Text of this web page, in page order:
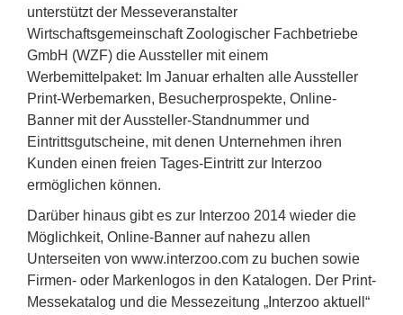
unterstützt der Messeveranstalter
Wirtschaftsgemeinschaft Zoologischer Fachbetriebe
GmbH (WZF) die Aussteller mit einem
Werbemittelpaket: Im Januar erhalten alle Aussteller
Print-Werbemarken, Besucherprospekte, Online-
Banner mit der Aussteller-Standnummer und
Eintrittsgutscheine, mit denen Unternehmen ihren
Kunden einen freien Tages-Eintritt zur Interzoo
ermöglichen können.
Darüber hinaus gibt es zur Interzoo 2014 wieder die
Möglichkeit, Online-Banner auf nahezu allen
Unterseiten von www.interzoo.com zu buchen sowie
Firmen- oder Markenlogos in den Katalogen. Der Print-
Messekatalog und die Messezeitung „Interzoo aktuell“